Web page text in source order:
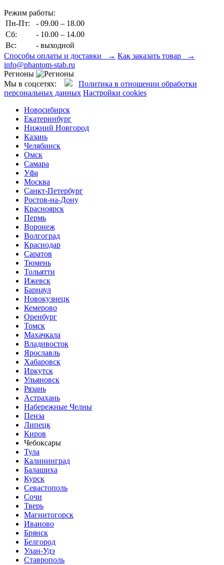
Режим работы:
Пн-Пт:
- 09.00 – 18.00
Сб:
- 10.00 – 14.00
Вс:
- выходной
Способы оплаты и доставки → Как заказать товар →
info@phantom-stab.ru
Регионы
Мы в соцсетях:
Политика в отношении обработки
персональных данных Настройки cookies
Новосибирск
Екатеринбург
Нижний Новгород
Казань
Челябинск
Омск
Самара
Уфа
Москва
Санкт-Петербург
Ростов-на-Дону
Красноярск
Пермь
Воронеж
Волгоград
Краснодар
Саратов
Тюмень
Тольятти
Ижевск
Барнаул
Новокузнецк
Кемерово
Оренбург
Томск
Махачкала
Владивосток
Ярославль
Хабаровск
Иркутск
Ульяновск
Рязань
Астрахань
Набережные Челны
Пенза
Липецк
Киров
Чебоксары
Тула
Калининград
Балашиха
Курск
Севастополь
Сочи
Тверь
Магнитогорск
Иваново
Брянск
Белгород
Улан-Удэ
Ставрополь